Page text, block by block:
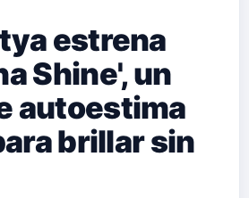
estrena
Shine', un
autoestima
brillar sin